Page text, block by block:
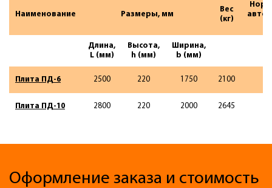
Наименование Размеры, мм
Вес
(кг)
Длина,
L (мм)
Высота,
h (мм)
Ширина,
b (мм)
Плита ПД-6 2500 220 1750 2100
Плита ПД-10 2800 220 2000 2645
Оформление заказа и стоимость